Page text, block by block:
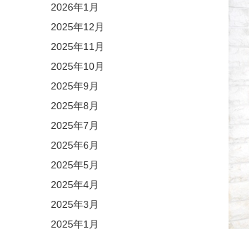
2026年1月
2025年12月
2025年11月
2025年10月
2025年9月
2025年8月
2025年7月
2025年6月
2025年5月
2025年4月
2025年3月
2025年1月